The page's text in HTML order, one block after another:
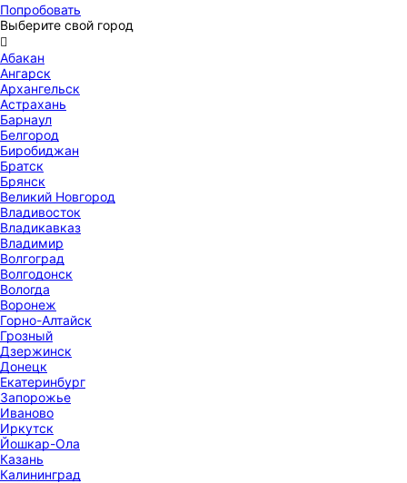
Попробовать
Выберите свой город

Абакан
Ангарск
Архангельск
Астрахань
Барнаул
Белгород
Биробиджан
Братск
Брянск
Великий Новгород
Владивосток
Владикавказ
Владимир
Волгоград
Волгодонск
Вологда
Воронеж
Горно-Алтайск
Грозный
Дзержинск
Донецк
Екатеринбург
Запорожье
Иваново
Иркутск
Йошкар-Ола
Казань
Калининград